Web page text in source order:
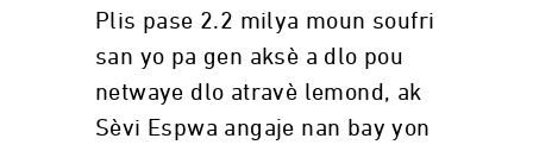
Plis pase 2.2 milya moun soufri
san yo pa gen aksè a dlo pou
netwaye dlo atravè lemond, ak
Sèvi Espwa angaje nan bay yon